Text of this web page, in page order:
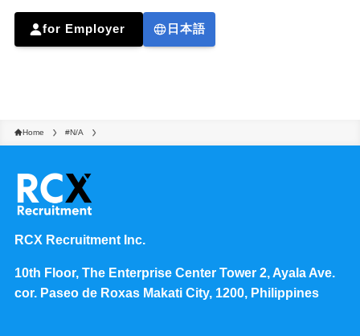
for Employer 日本語
Home #N/A
RCX Recruitment Inc.
10th Floor, The Enterprise Center Tower 2, Ayala Ave.
cor. Paseo de Roxas Makati City, 1200, Philippines